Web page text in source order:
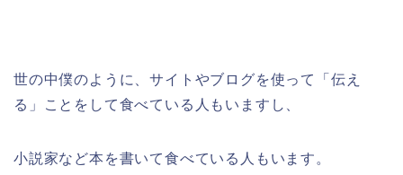
世の中僕のように、サイトやブログを使って「伝え
る」ことをして食べている人もいますし、
小説家など本を書いて食べている人もいます。